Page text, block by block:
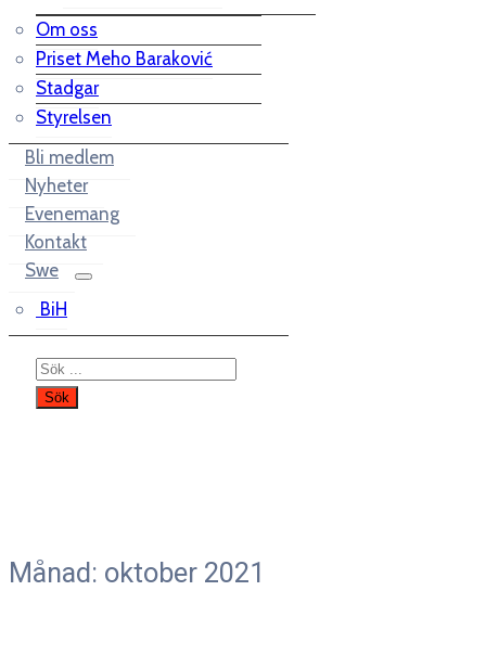
Om oss
Priset Meho Baraković
Stadgar
Styrelsen
Bli medlem
Nyheter
Evenemang
Kontakt
Swe
BiH
Månad: oktober 2021